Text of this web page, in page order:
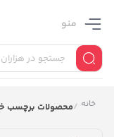
منو
خانه /محصولات برچسب